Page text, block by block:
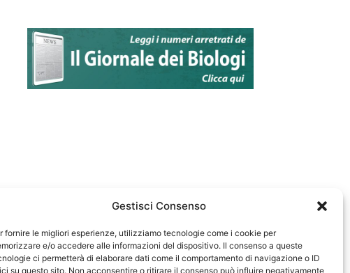
Gestisci Consenso
fornire le migliori esperienze, utilizziamo tecnologie come i cookie per
e/o accedere alle informazioni del dispositivo. Il consenso a queste
ci permetterà di elaborare dati come il comportamento di navigazione o ID
su questo sito. Non acconsentire o ritirare il consenso può influire negativamente